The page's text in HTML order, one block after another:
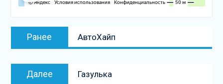
Навигация
Ранее
Предыдущая
запись:
АвтоХайп
Далее
Следующая
запись
Газулька